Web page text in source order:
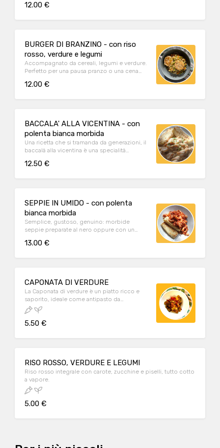
12.00 €
BURGER DI BRANZINO - con riso
rosso, verdure e legumi
Accompagnato da cereali, legumi e verdure.
Perfetto per una pausa pranzo o una cena
12.00 €
BACCALA' ALLA VICENTINA - con
polenta bianca morbida
Una ricetta che si tramanda da generazioni, il
baccalà alla vicentina è una specialità
12.50 €
SEPPIE IN UMIDO - con polenta
bianca morbida
Semplice, gustoso, genuino: morbide
seppie preparate al nero oppure con un
13.00 €
CAPONATA DI VERDURE
La Caponata di verdure è un piatto ricco e
saporito, ideale come antipasto da
condividere, contorno o pranzo/cena. E' un
piatto vegetariano e vegano.
5.50 €
RISO ROSSO, VERDURE E LEGUMI
Riso rosso integrale con carote, zucchine e piselli, tutto cotto
a vapore.
5.00 €